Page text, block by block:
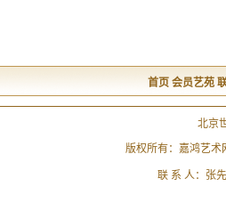
首页 会员艺苑
北京
版权所有：嘉鸿艺术
联 系 人：张